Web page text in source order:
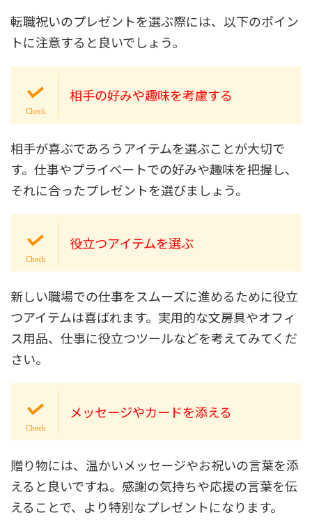
転職祝いのプレゼントを選ぶ際には、以下のポイン
トに注意すると良いでしょう。
相手の好みや趣味を考慮する
相手が喜ぶであろうアイテムを選ぶことが大切で
す。仕事やプライベートでの好みや趣味を把握し、
それに合ったプレゼントを選びましょう。
役立つアイテムを選ぶ
新しい職場での仕事をスムーズに進めるために役立
つアイテムは喜ばれます。実用的な文房具やオフィ
ス用品、仕事に役立つツールなどを考えてみてくだ
さい。
メッセージやカードを添える
贈り物には、温かいメッセージやお祝いの言葉を添
えると良いですね。感謝の気持ちや応援の言葉を伝
えることで、より特別なプレゼントになります。